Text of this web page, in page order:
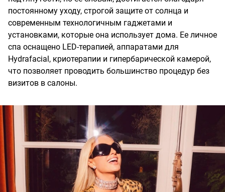
постоянному уходу, строгой защите от солнца и
современным технологичным гаджетами и
установками, которые она использует дома. Ее личное
спа оснащено LED-терапией, аппаратами для
Hydrafacial, криотерапии и гипербарической камерой,
что позволяет проводить большинство процедур без
визитов в салоны.